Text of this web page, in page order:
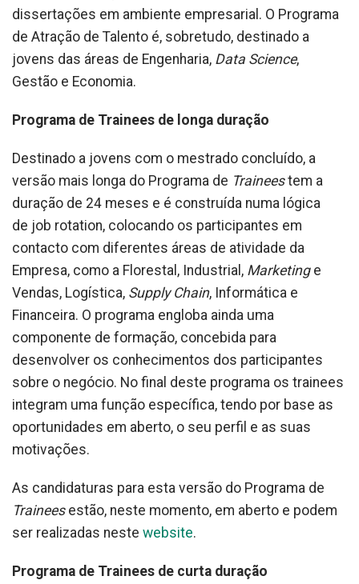
dissertações em ambiente empresarial. O Programa
de Atração de Talento é, sobretudo, destinado a
jovens das áreas de Engenharia, Data Science,
Gestão e Economia.
Programa de Trainees de longa duração
Destinado a jovens com o mestrado concluído, a
versão mais longa do Programa de Traineestem a
duração de 24 meses e é construída numa lógica
de job rotation, colocando os participantes em
contacto com diferentes áreas de atividade da
Empresa, como a Florestal, Industrial, Marketinge
Vendas, Logística, Supply Chain, Informática e
Financeira. O programa engloba ainda uma
componente de formação, concebida para
desenvolver os conhecimentos dos participantes
sobre o negócio. No final deste programa os trainees
integram uma função específica, tendo por base as
oportunidades em aberto, o seu perfil e as suas
motivações.
As candidaturas para esta versão do Programa de
Traineesestão, neste momento, em aberto e podem
ser realizadas neste website.
Programa de Trainees de curta duração